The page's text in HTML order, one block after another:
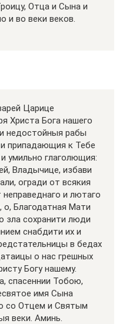
Отца и Сына и
и во веки веков.
Царице
Христа Бога нашего
недостойныя рабы
припадающия к Тебе
умильно глаголющия:
Владычице, избави
огради от всякия
и лютаго
Благодатная Мати
зла сохранити люди
снабдити их и
в бедах
о нас грешных
Богу нашему.
спасеннии Тобою,
имя Сына
со Отцем и Святым
веки. Аминь.